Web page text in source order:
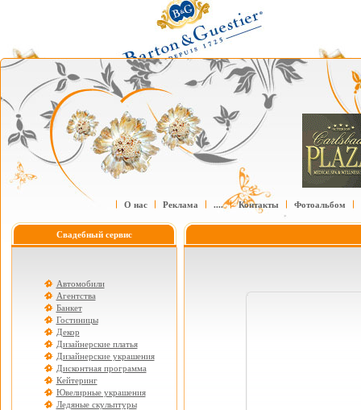
О нас Реклама .... Контакты Фотоальбом
Свадебный сервис
Автомобили
Агентства
Банкет
Гостиницы
Декор
Дизайнерские платья
Дизайнерские украшения
Дисконтная программа
Кейтеринг
Ювелирные украшения
Ледяные скульптуры